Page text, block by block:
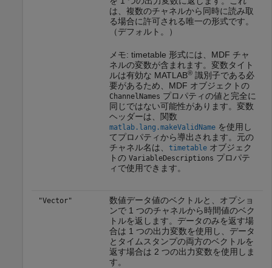
は、複数のチャネルから同時に読み取
る場合に許可される唯一の形式です。
（デフォルト。）
メモ: timetable 形式には、MDF チャ
ネルの変数が含まれます。変数タイト
ルは有効な MATLAB®識別子である必
要があるため、MDF オブジェクトの
ChannelNames プロパティの値と完全に
同じではない可能性があります。変数
ヘッダーは、関数
matlab.lang.makeValidNameを使用し
てプロパティから導出されます。元の
チャネル名は、
timetableオブジェク
トの VariableDescriptions プロパテ
ィで使用できます。
"Vector"
数値データ値のベクトルと、オプショ
ンで 1 つのチャネルから時間値のベク
トルを返します。データのみを返す場
合は 1 つの出力変数を使用し、データ
とタイムスタンプの両方のベクトルを
返す場合は 2 つの出力変数を使用しま
す。